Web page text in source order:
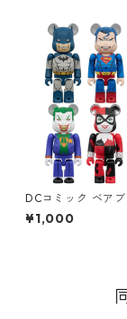
DCコミック ベア
@RBRICK CHASE
USH #1 フィギュア
¥1,000